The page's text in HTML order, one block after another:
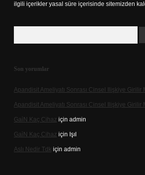
ilgili içerikler yasal süre içerisinde sitemizden
Son yorumlar
Apandisit Ameliyatı Sonrası Cinsel Ilişkiye Girilir
Apandisit Ameliyatı Sonrası Cinsel Ilişkiye Girilir
Gai̇N Kaç Cihaz için admin
Gai̇N Kaç Cihaz için Işıl
Aslı Nedir Tdk için admin